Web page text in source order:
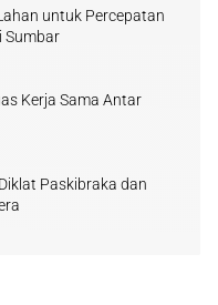
untuk Percepatan
Sumbar
Kerja Sama Antar
Paskibraka dan